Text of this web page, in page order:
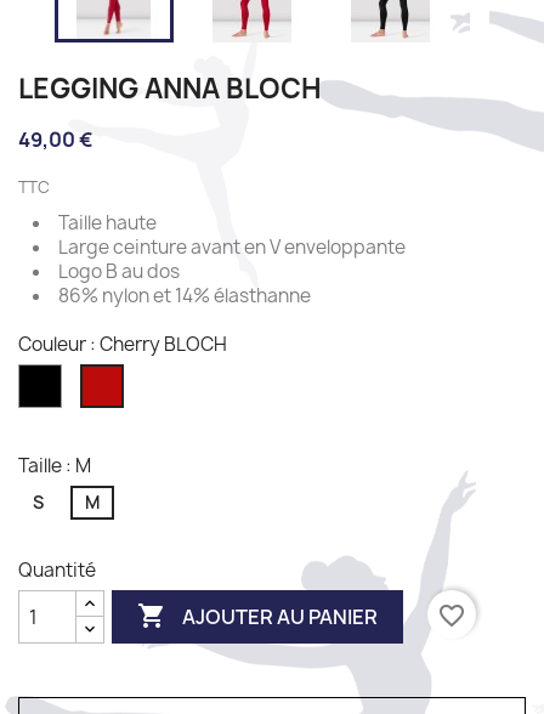
LEGGING ANNA BLOCH
49,00 €
TTC
Taille haute
Large ceinture avant en V enveloppante
Logo B au dos
86% nylon et 14% élasthanne
Couleur : Cherry BLOCH
BLOCH
Taille : M
S M
Quantité
 AJOUTER AU PANIER favorite_border